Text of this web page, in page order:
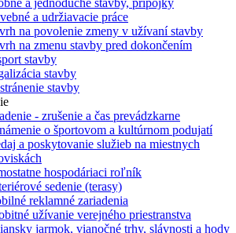
a jednoduché stavby, prípojky
a udržiavacie práce
na povolenie zmeny v užívaní stavby
na zmenu stavby pred dokončením
stavby
stavby
stavby
- zrušenie a čas prevádzkarne
o športovom a kultúrnom podujatí
a poskytovanie služieb na miestnych
hospodáriaci roľník
sedenie (terasy)
reklamné zariadenia
užívanie verejného priestranstva
jarmok, vianočné trhy, slávnosti a hody